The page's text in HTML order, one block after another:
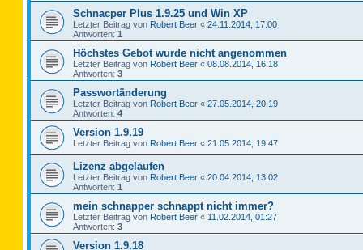
Schnacper Plus 1.9.25 und Win XP
Letzter Beitrag von Robert Beer « 24.11.2014, 17:00
Antworten: 1
Höchstes Gebot wurde nicht angenommen
Letzter Beitrag von Robert Beer « 08.08.2014, 16:18
Antworten: 3
Passwortänderung
Letzter Beitrag von Robert Beer « 27.05.2014, 20:19
Antworten: 4
Version 1.9.19
Letzter Beitrag von Robert Beer « 21.05.2014, 19:47
Lizenz abgelaufen
Letzter Beitrag von Robert Beer « 20.04.2014, 13:02
Antworten: 1
mein schnapper schnappt nicht immer?
Letzter Beitrag von Robert Beer « 11.02.2014, 01:27
Antworten: 3
Version 1.9.18